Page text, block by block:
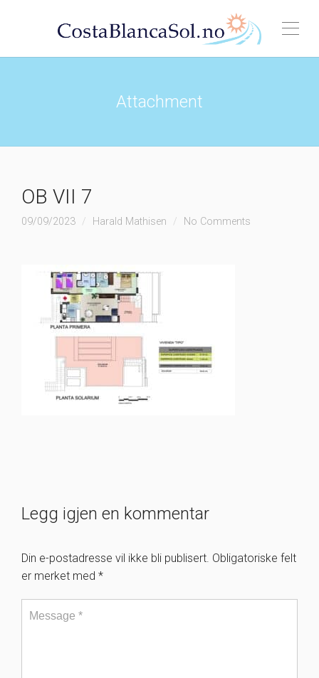
Attachment
OB VII 7
09/09/2023 Harald Mathisen No Comments
Legg igjen en kommentar
Din e-postadresse vil ikke bli publisert. Obligatoriske felt
er merket med *